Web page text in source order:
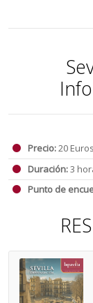
Precio:20
Duración:3
Punto de